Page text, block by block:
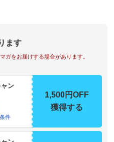
ます
ガをお届けする場合があります。
ン
件
1,500円OFF
獲得する